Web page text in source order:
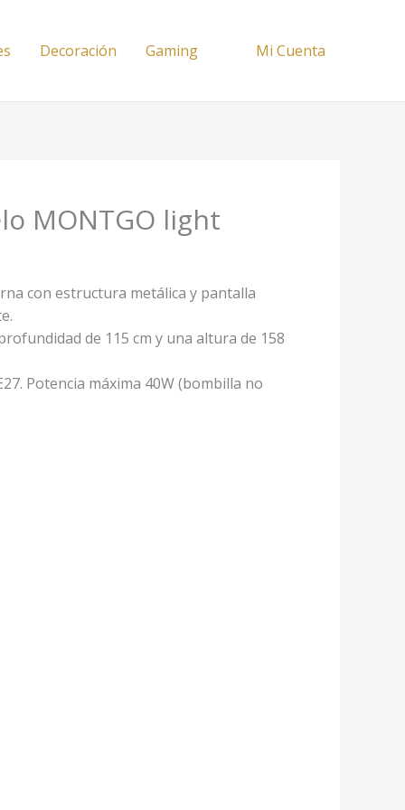
Decoración Gaming Mi Cuenta
MONTGO light
con estructura metálica y pantalla
de 115 cm y una altura de 158
Potencia máxima 40W (bombilla no